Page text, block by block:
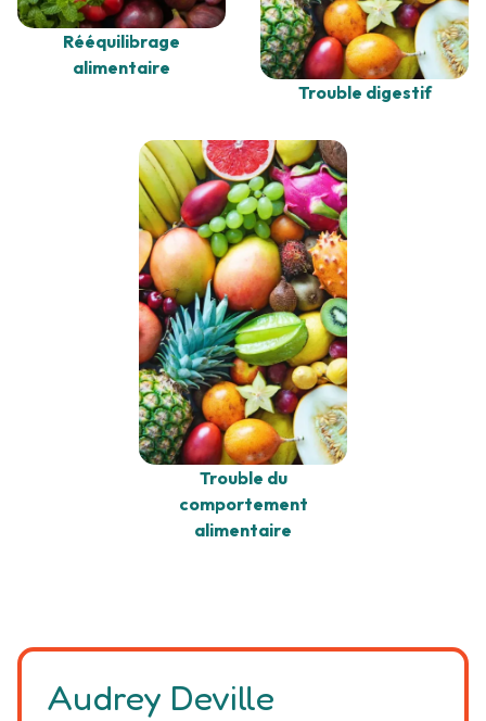
Rééquilibrage
alimentaire
Trouble digestif
Trouble du
comportement
alimentaire
Audrey Deville